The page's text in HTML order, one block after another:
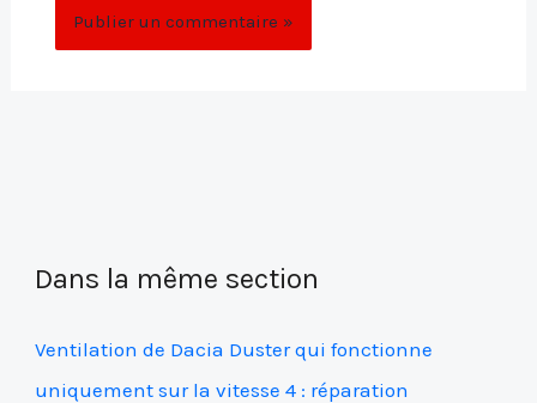
Dans la même section
Ventilation de Dacia Duster qui fonctionne
uniquement sur la vitesse 4 : réparation